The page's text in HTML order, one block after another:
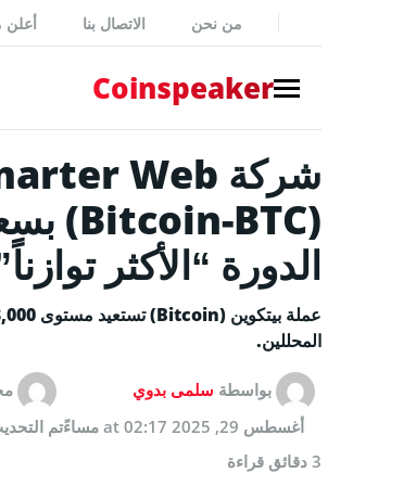
من نحن الاتصال بنا أعلن
Coinspeaker
الدورة “الأكثر
المحللين.
بواسطة سلمى بدوي
أغسطس 29, 2025 at 02:17 مساءً
تم
3 دقائق قراءة